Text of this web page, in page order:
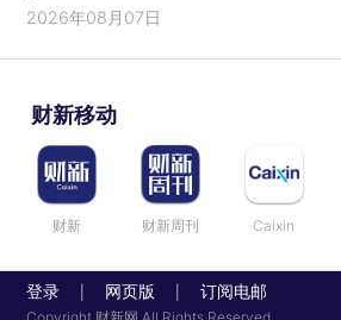
2026年08月07日
财新移动
财新 财新周刊 Caixin
登录 网页版 订阅电邮